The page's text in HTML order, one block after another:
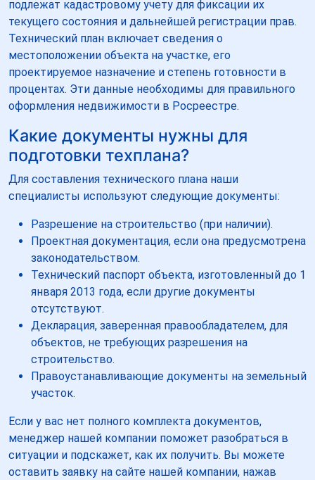
подлежат кадастровому учету для фиксации их
текущего состояния и дальнейшей регистрации прав.
Технический план включает сведения о
местоположении объекта на участке, его
проектируемое назначение и степень готовности в
процентах. Эти данные необходимы для правильного
оформления недвижимости в Росреестре.
Какие документы нужны для
подготовки техплана?
Для составления технического плана наши
специалисты используют следующие документы:
Разрешение на строительство (при наличии).
Проектная документация, если она предусмотрена
законодательством.
Технический паспорт объекта, изготовленный до 1
января 2013 года, если другие документы
отсутствуют.
Декларация, заверенная правообладателем, для
объектов, не требующих разрешения на
строительство.
Правоустанавливающие документы на земельный
участок.
Если у вас нет полного комплекта документов,
менеджер нашей компании поможет разобраться в
ситуации и подскажет, как их получить. Вы можете
оставить заявку на сайте нашей компании, нажав